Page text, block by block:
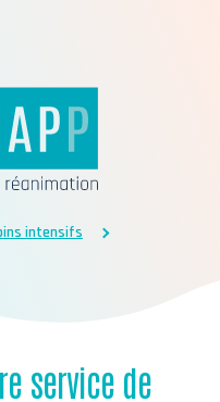
intensifs
service de